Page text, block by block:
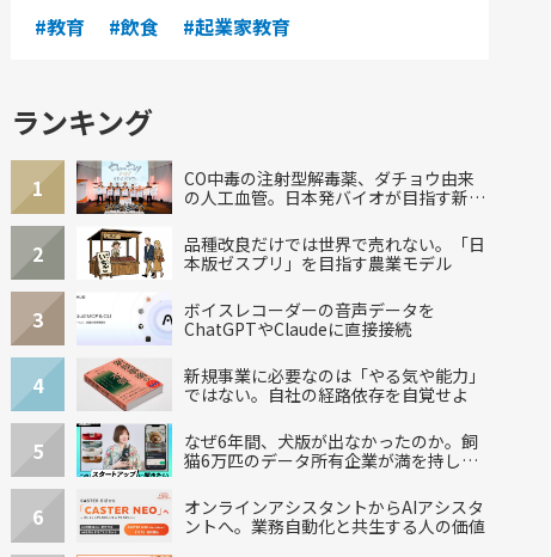
#教育
#飲食 #起業家教育
ランキング
1
CO中毒の注射型解毒薬、ダチョウ由来
の人工血管。日本発バイオが目指す新し
2
品種改良だけでは世界で売れない。「日
本版ゼスプリ」を目指す農業モデル
3
ボイスレコーダーの音声データを
ChatGPTやClaudeに直接接続
4
新規事業に必要なのは「やる気や能力」
ではない。自社の経路依存を自覚せよ
5
なぜ6年間、犬版が出なかったのか。飼
猫6万匹のデータ所有企業が満を持して
6
オンラインアシスタントからAIアシスタ
ントへ。業務自動化と共生する人の価値